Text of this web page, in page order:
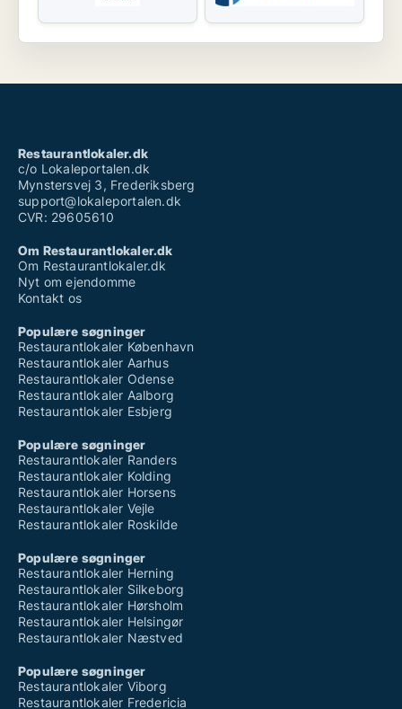
Restaurantlokaler.dk
c/o Lokaleportalen.dk
Mynstersvej 3, Frederiksberg
support@lokaleportalen.dk
CVR: 29605610
Om Restaurantlokaler.dk
Om Restaurantlokaler.dk
Nyt om ejendomme
Kontakt os
Populære søgninger
Restaurantlokaler København
Restaurantlokaler Aarhus
Restaurantlokaler Odense
Restaurantlokaler Aalborg
Restaurantlokaler Esbjerg
Populære søgninger
Restaurantlokaler Randers
Restaurantlokaler Kolding
Restaurantlokaler Horsens
Restaurantlokaler Vejle
Restaurantlokaler Roskilde
Populære søgninger
Restaurantlokaler Herning
Restaurantlokaler Silkeborg
Restaurantlokaler Hørsholm
Restaurantlokaler Helsingør
Restaurantlokaler Næstved
Populære søgninger
Restaurantlokaler Viborg
Restaurantlokaler Fredericia